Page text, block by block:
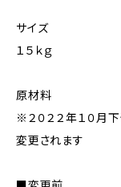
サイズ
１５ｋｇ
原材料
※２０２２年１０月
変更されます